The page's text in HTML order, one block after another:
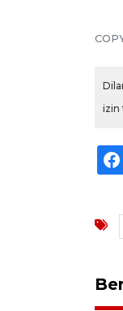
izin